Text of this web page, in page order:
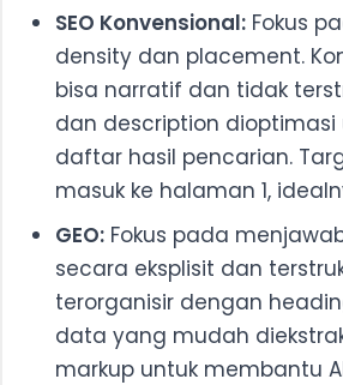
SEO Konvensional:Fokus
density dan placement.
bisa narratif dan tidak
dan description dioptimasi
daftar hasil pencarian.
masuk ke halaman 1,
GEO:Fokus pada
secara eksplisit dan
terorganisir dengan
data yang mudah
markup untuk membantu